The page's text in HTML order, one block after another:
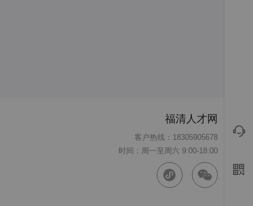
福清人才网
客户热线：18305905678
时间：周一至周六 9:00-18:00